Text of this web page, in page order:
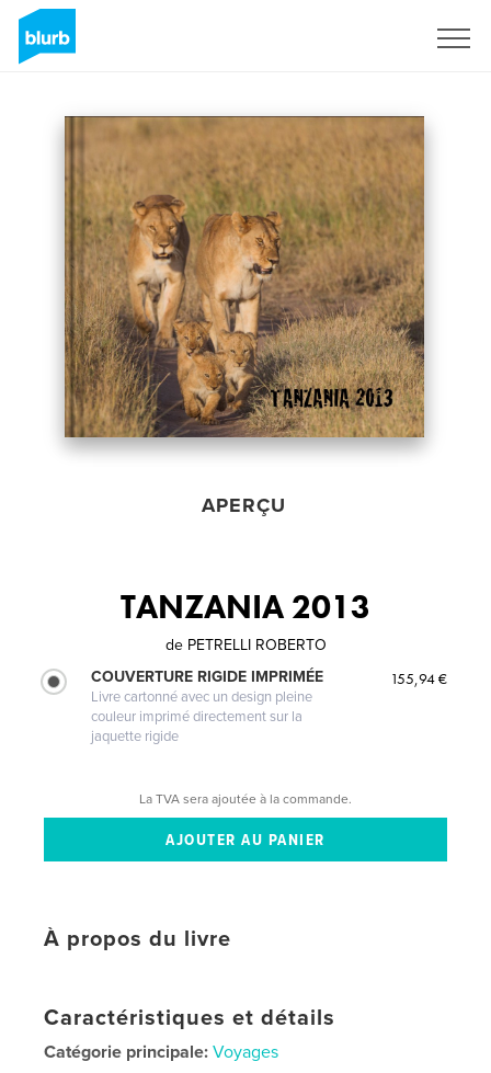
APERÇU
TANZANIA 2013
de PETRELLI ROBERTO
COUVERTURE RIGIDE IMPRIMÉE
Livre cartonné avec un design pleine
couleur imprimé directement sur la
jaquette rigide
155,94 €
La TVA sera ajoutée à la commande.
À propos du livre
Caractéristiques et détails
Catégorie principale: Voyages